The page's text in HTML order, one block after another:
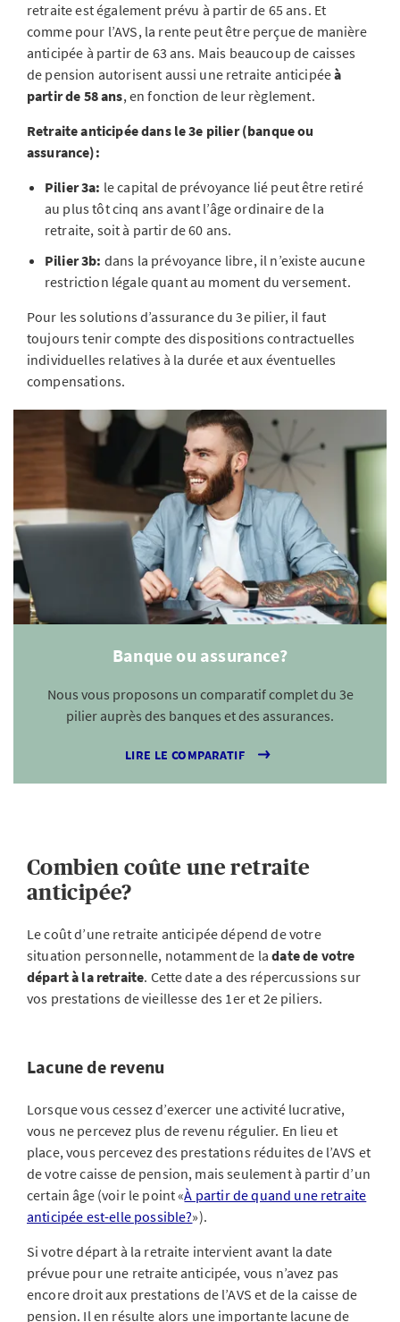
retraite est également prévu à partir de 65 ans. Et
comme pour l’AVS, la rente peut être perçue de manière
anticipée à partir de 63 ans. Mais beaucoup de caisses
de pension autorisent aussi une retraite anticipéeà
partir de 58 ans, en fonction de leur règlement.
Retraite anticipée dans le 3e pilier (banque ou
assurance):
Pilier 3a: le capital de prévoyance lié peut être retiré
au plus tôt cinq ans avant l’âge ordinaire de la
retraite, soit à partir de 60 ans.
Pilier 3b: dans la prévoyance libre, il n’existe aucune
restriction légale quant au moment du versement.
Pour les solutions d’assurance du 3e pilier, il faut
toujours tenir compte des dispositions contractuelles
individuelles relatives à la durée et aux éventuelles
compensations.
Banque ou assurance?
Nous vous proposons un comparatif complet du 3e
pilier auprès des banques et des assurances.
LIRE LE COMPARATIF
Combien coûte une retraite
anticipée?
Le coût d’une retraite anticipée dépend de votre
situation personnelle, notamment de ladate de votre
départ à la retraite. Cette date a des répercussions sur
vos prestations de vieillesse des 1er et 2e piliers.
Lacune de revenu
Lorsque vous cessez d’exercer une activité lucrative,
vous ne percevez plus de revenu régulier. En lieu et
place, vous percevez des prestations réduites de l’AVS et
de votre caisse de pension, mais seulement à partir d’un
certain âge (voir le point «À partir de quand une retraite
anticipée est-elle possible?»).
Si votre départ à la retraite intervient avant la date
prévue pour une retraite anticipée, vous n’avez pas
encore droit aux prestations de l’AVS et de la caisse de
pension. Il en résulte alors une importante lacune de